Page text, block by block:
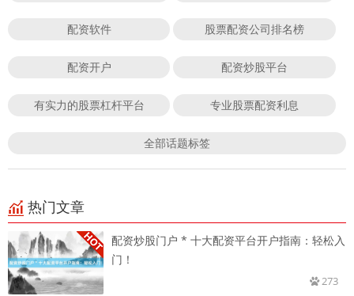
配资软件 股票配资公司排名榜
配资开户 配资炒股平台
有实力的股票杠杆平台 专业股票配资利息
全部话题标签
热门文章
配资炒股门户 * 十大配资平台开户指南：轻松入
门！
273